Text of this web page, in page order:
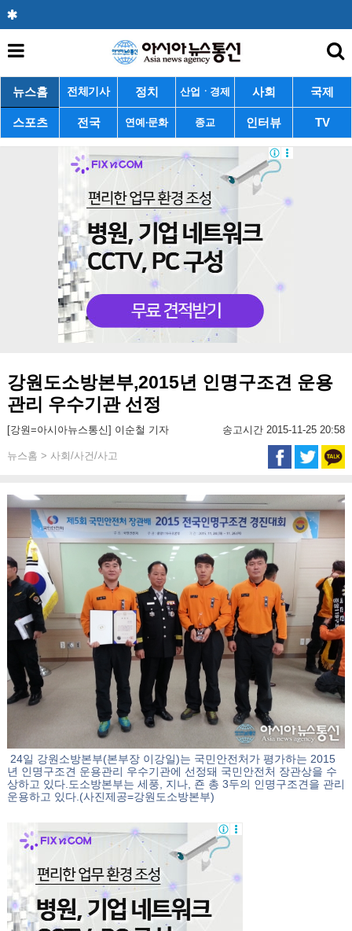
뉴스홈 전체기사 정치 산업ㆍ경제 사회 국제
스포츠 전국 연예·문화 종교 인터뷰 TV
강원도소방본부,2015년 인명구조견 운용
관리 우수기관 선정
[강원=아시아뉴스통신] 이순철 기자 송고시간 2015-11-25 20:58
뉴스홈 > 사회/사건/사고
24일 강원소방본부(본부장 이강일)는 국민안전처가 평가하는 2015
년 인명구조견 운용관리 우수기관에 선정돼 국민안전처 장관상을 수
상하고 있다.도소방본부는 세풍, 지나, 죤 총 3두의 인명구조견을 관리
운용하고 있다.(사진제공=강원도소방본부)